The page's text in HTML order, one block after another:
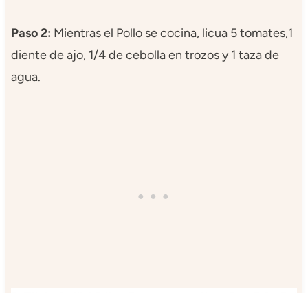
Paso 2: Mientras el Pollo se cocina, licua 5 tomates,1
diente de ajo, 1/4 de cebolla en trozos y 1 taza de
agua.